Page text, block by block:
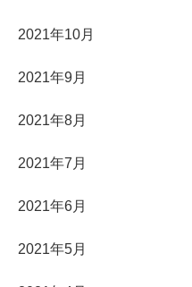
2021年10月
2021年9月
2021年8月
2021年7月
2021年6月
2021年5月